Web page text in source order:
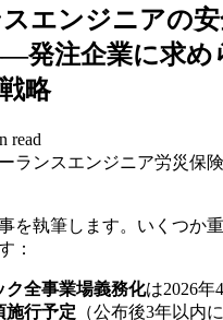
エンジニアの
発注企業に求め
略
read
ランスエンジニア労災保険
を執筆します。いくつか
：
ク全事業場義務化は2026年
施行予定 （公布後3年以内